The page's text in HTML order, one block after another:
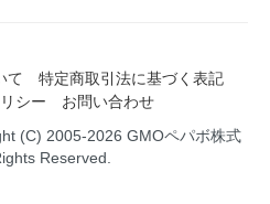
て
特定商取引法に基づく表記
シー
お問い合わせ
(C) 2005-2026 GMOペパボ株式
Reserved.